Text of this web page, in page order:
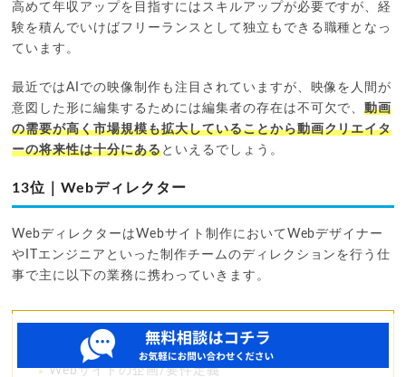
高めて年収アップを目指すにはスキルアップが必要ですが、経
験を積んでいけばフリーランスとして独立もできる職種となっ
ています。
最近ではAIでの映像制作も注目されていますが、映像を人間が
意図した形に編集するためには編集者の存在は不可欠で、動画
の需要が高く市場規模も拡大していることから動画クリエイタ
ーの将来性は十分にあるといえるでしょう。
13位｜Webディレクター
WebディレクターはWebサイト制作においてWebデザイナー
やITエンジニアといった制作チームのディレクションを行う仕
事で主に以下の業務に携わっていきます。
Web制作チームのディレクション
Webサイトの企画/要件定義